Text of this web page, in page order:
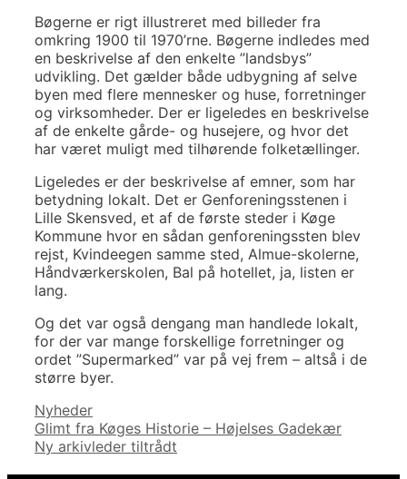
Bøgerne er rigt illustreret med billeder fra
omkring 1900 til 1970’rne. Bøgerne indledes med
en beskrivelse af den enkelte ”landsbys”
udvikling. Det gælder både udbygning af selve
byen med flere mennesker og huse, forretninger
og virksomheder. Der er ligeledes en beskrivelse
af de enkelte gårde- og husejere, og hvor det
har været muligt med tilhørende folketællinger.
Ligeledes er der beskrivelse af emner, som har
betydning lokalt. Det er Genforeningsstenen i
Lille Skensved, et af de første steder i Køge
Kommune hvor en sådan genforeningssten blev
rejst, Kvindeegen samme sted, Almue-skolerne,
Håndværkerskolen, Bal på hotellet, ja, listen er
lang.
Og det var også dengang man handlede lokalt,
for der var mange forskellige forretninger og
ordet ”Supermarked” var på vej frem – altså i de
større byer.
Kategorier
Nyheder
Indlægsnavigation
Glimt fra Køges Historie – Højelses Gadekær
Ny arkivleder tiltrådt